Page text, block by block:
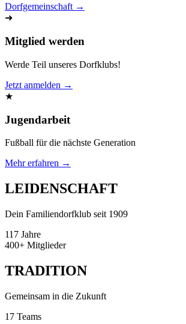
Dorfgemeinschaft →
➜
Mitglied werden
Werde Teil unseres Dorfklubs!
Jetzt anmelden →
★
Jugendarbeit
Fußball für die nächste Generation
Mehr erfahren →
LEIDENSCHAFT
Dein Familiendorfklub seit 1909
117 Jahre
400+ Mitglieder
TRADITION
Gemeinsam in die Zukunft
17 Teams